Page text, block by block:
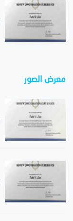
معرض الصور